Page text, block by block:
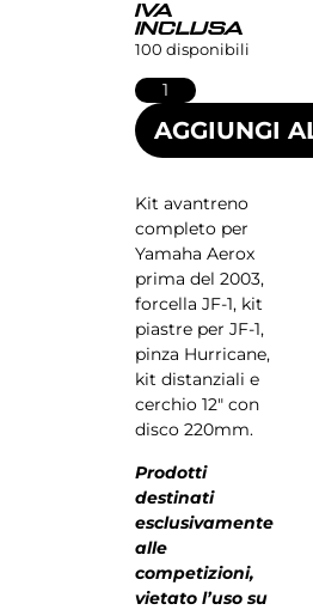
IVA
INCLUSA
100 disponibili
AGGIUNGI
Kit avantreno
completo per
Yamaha Aerox
prima del 2003,
forcella JF-1, kit
piastre per JF-1,
pinza Hurricane,
kit distanziali e
cerchio 12″ con
disco 220mm.
Prodotti
destinati
esclusivamente
alle
competizioni,
vietato l’uso su